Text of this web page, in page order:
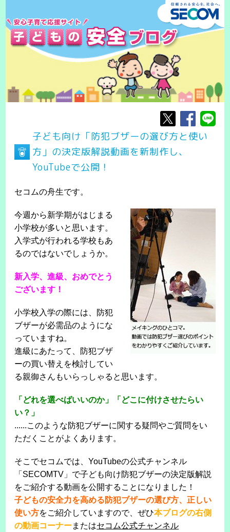
子ども向け「防犯ブザーの選び方と使い
方」の決定版解説動画を新制作し、
YouTubeで公開！
セコムの舟生です。
今週から新学期がはじまる
小学校が多いと思います。
入学式が行われる学校もあ
るのではないでしょうか。
新入学、進級、おめでとう
ございます！
小学校入学の際には、防犯
ブザーが必需品のようにな
っていますね。
進級にあたって、防犯ブザ
ーの買い替えを検討してい
る親御さんもいらっしゃると思います。
「どれを選べばいいのか」「どこに付けさせたらい
い？」
......このような防犯ブザーに関する疑問やご質問をい
ただくことがよくあります。
そこでセコムでは、YouTubeの公式チャンネル
「SECOMTV」で子ども向け防犯ブザーの決定版解説
をご紹介する動画を公開することになりました！
子どもの安全力を高める防犯ブザーの選び方、正しい
使い方をご紹介していますので、ぜひ本ブログの右側
の動画コーナーまたはセコム公式チャンネル